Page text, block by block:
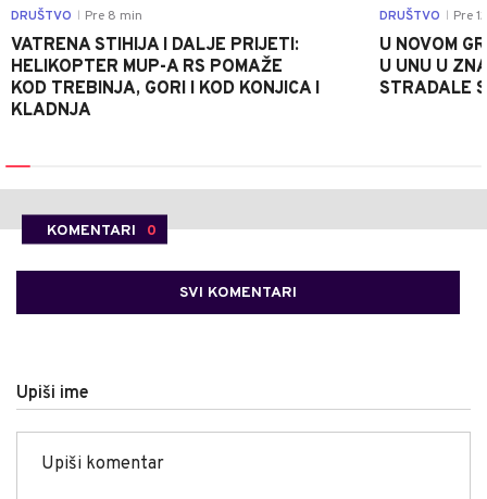
DRUŠTVO Pre 8 min
VATRENA STIHIJA I DALJE PRIJETI:
HELIKOPTER MUP-A RS POMAŽE
KOD TREBINJA, GORI I KOD KONJICA I
KLADNJA
DRUŠTVO Pre
U NOVOM
U UNU U
STRADALE
KOMENTARI 0
SVI KOMENTARI
Upiši ime